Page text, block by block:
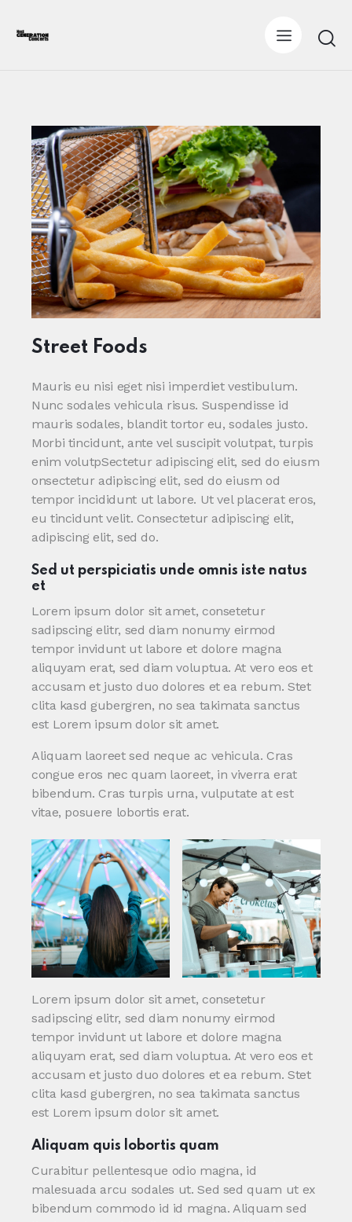
Street Foods
Mauris eu nisi eget nisi imperdiet vestibulum.
Nunc sodales vehicula risus. Suspendisse id
mauris sodales, blandit tortor eu, sodales justo.
Morbi tincidunt, ante vel suscipit volutpat, turpis
enim volutpSectetur adipiscing elit, sed do eiusm
onsectetur adipiscing elit, sed do eiusm od
tempor incididunt ut labore. Ut vel placerat eros,
eu tincidunt velit. Consectetur adipiscing elit,
adipiscing elit, sed do.
Sed ut perspiciatis unde omnis iste natus
et
Lorem ipsum dolor sit amet, consetetur
sadipscing elitr, sed diam nonumy eirmod
tempor invidunt ut labore et dolore magna
aliquyam erat, sed diam voluptua. At vero eos et
accusam et justo duo dolores et ea rebum. Stet
clita kasd gubergren, no sea takimata sanctus
est Lorem ipsum dolor sit amet.
Aliquam laoreet sed neque ac vehicula. Cras
congue eros nec quam laoreet, in viverra erat
bibendum. Cras turpis urna, vulputate at est
vitae, posuere lobortis erat.
Lorem ipsum dolor sit amet, consetetur
sadipscing elitr, sed diam nonumy eirmod
tempor invidunt ut labore et dolore magna
aliquyam erat, sed diam voluptua. At vero eos et
accusam et justo duo dolores et ea rebum. Stet
clita kasd gubergren, no sea takimata sanctus
est Lorem ipsum dolor sit amet.
Aliquam quis lobortis quam
Curabitur pellentesque odio magna, id
malesuada arcu sodales ut. Sed sed quam ut ex
bibendum commodo id id magna. Aliquam sed